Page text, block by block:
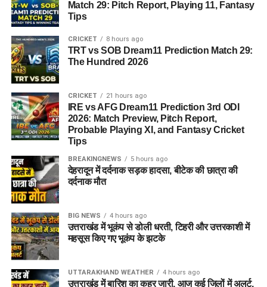
Match 29: Pitch Report, Playing 11, Fantasy
Tips
CRICKET 8 hours ago
TRT vs SOB Dream11 Prediction Match 29:
The Hundred 2026
CRICKET 21 hours ago
IRE vs AFG Dream11 Prediction 3rd ODI
2026: Match Preview, Pitch Report,
Probable Playing XI, and Fantasy Cricket
Tips
BREAKINGNEWS 5 hours ago
देहरादून में दर्दनाक सड़क हादसा, बीटेक की छात्रा की
दर्दनाक मौत
BIG NEWS 4 hours ago
उत्तराखंड में भूकंप से डोली धरती, टिहरी और उत्तरकाशी में
महसूस किए गए भूकंप के झटके
UTTARAKHAND WEATHER 4 hours ago
उत्तराखंड में बारिश का कहर जारी, आज कई जिलों में अलर्ट,